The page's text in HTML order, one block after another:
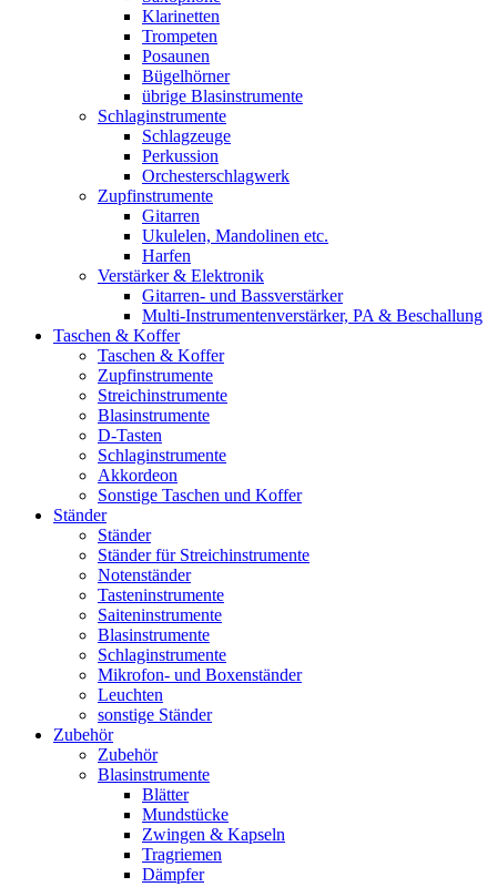
Klarinetten
Trompeten
Posaunen
Bügelhörner
übrige Blasinstrumente
Schlaginstrumente
Schlagzeuge
Perkussion
Orchesterschlagwerk
Zupfinstrumente
Gitarren
Ukulelen, Mandolinen etc.
Harfen
Verstärker & Elektronik
Gitarren- und Bassverstärker
Multi-Instrumentenverstärker, PA & Beschallung
Taschen & Koffer
Taschen & Koffer
Zupfinstrumente
Streichinstrumente
Blasinstrumente
D-Tasten
Schlaginstrumente
Akkordeon
Sonstige Taschen und Koffer
Ständer
Ständer
Ständer für Streichinstrumente
Notenständer
Tasteninstrumente
Saiteninstrumente
Blasinstrumente
Schlaginstrumente
Mikrofon- und Boxenständer
Leuchten
sonstige Ständer
Zubehör
Zubehör
Blasinstrumente
Blätter
Mundstücke
Zwingen & Kapseln
Tragriemen
Dämpfer